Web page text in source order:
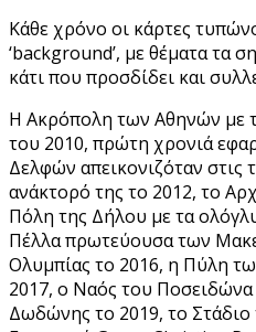
Κάθε χρόνο οι κάρτες
‘background’, με θέματα τα
κάτι που προσδίδει και
Η Ακρόπολη των Αθηνών με
του 2010, πρώτη χρονιά
Δελφών απεικονιζόταν
ανάκτορό της το 2012, το
Πόλη της Δήλου με τα
Πέλλα πρωτεύουσα των
Ολυμπίας το 2016, η Πύλη
2017, ο Ναός του
Δωδώνης το 2019, το Στάδιο